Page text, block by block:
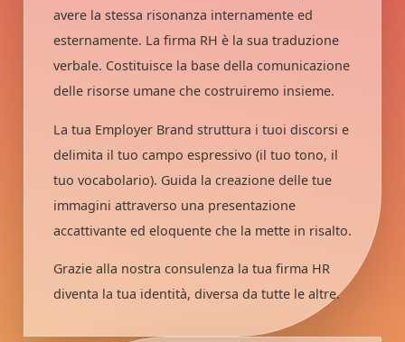
avere la stessa risonanza internamente ed
esternamente. La firma RH è la sua traduzione
verbale. Costituisce la base della comunicazione
delle risorse umane che costruiremo insieme.
La tua Employer Brand struttura i tuoi discorsi e
delimita il tuo campo espressivo (il tuo tono, il
tuo vocabolario). Guida la creazione delle tue
immagini attraverso una presentazione
accattivante ed eloquente che la mette in risalto.
Grazie alla nostra consulenza la tua firma HR
diventa la tua identità, diversa da tutte le altre.